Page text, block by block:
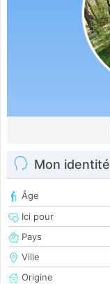
Mon identité
Âge
Ici pour
Pays
Ville
Origine